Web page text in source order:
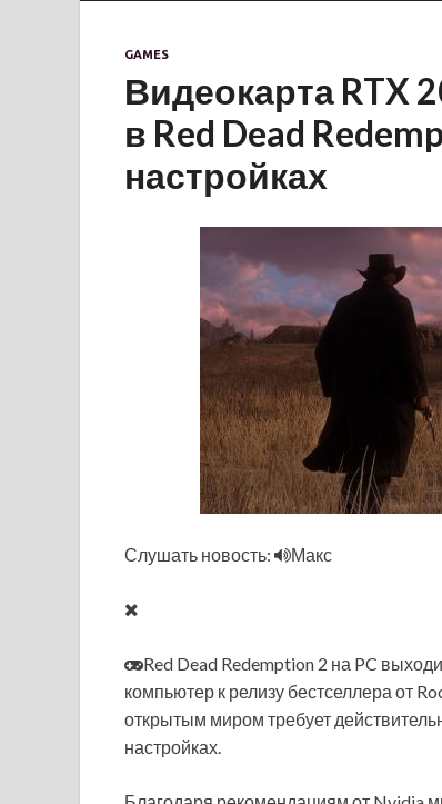
GAMES
Видеокарта RTX
в Red Dead
настройках
Слушать новость: Макс
Red Dead Redemption 2 на PC
компьютер к релизу бестселлера от
открытым миром требует
настройках.